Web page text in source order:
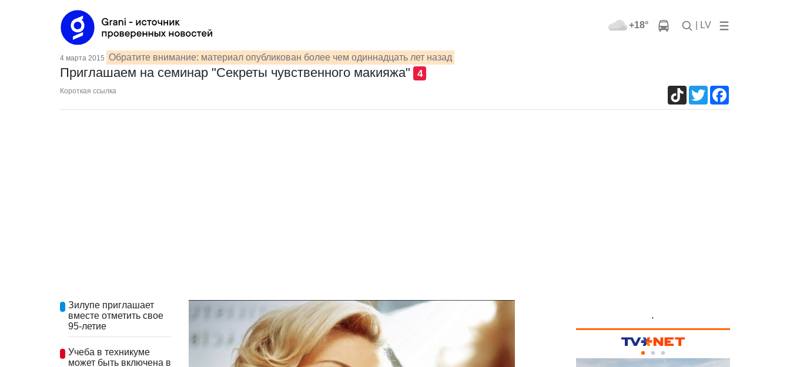
+18° | LV
4 марта 2015 Обратите внимание: материал опубликован более чем одиннадцать лет назад
Приглашаем на семинар "Секреты чувственного макияжа" 4
Короткая ссылка TikTokTwitter
Зилупе приглашает
вместе отметить свое
95-летие
Учеба в техникуме
может быть включена в
'